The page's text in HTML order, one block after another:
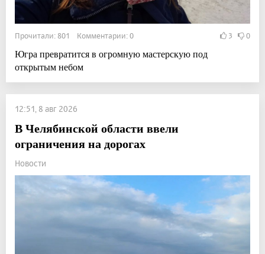
Прочитали: 801 Комментарии: 0 3 0
Югра превратится в огромную мастерскую под
открытым небом
12:51, 8 авг 2026
В Челябинской области ввели
ограничения на дорогах
Новости